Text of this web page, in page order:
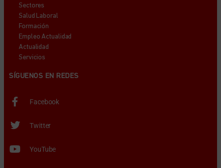
Sectores
Salud Laboral
Formación
Empleo Actualidad
Actualidad
Servicios
SÍGUENOS EN REDES
Facebook
Twitter
YouTube